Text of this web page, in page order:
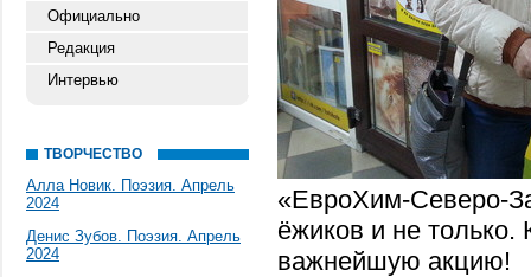
Официально
Редакция
Интервью
ТВОРЧЕСТВО
Алла Новик. Поэзия. Апрель
2024
Денис Зубов. Поэзия. Апрель
2024
«ЕвроХим-Северо-
ёжиков и не
важнейшую акцию!